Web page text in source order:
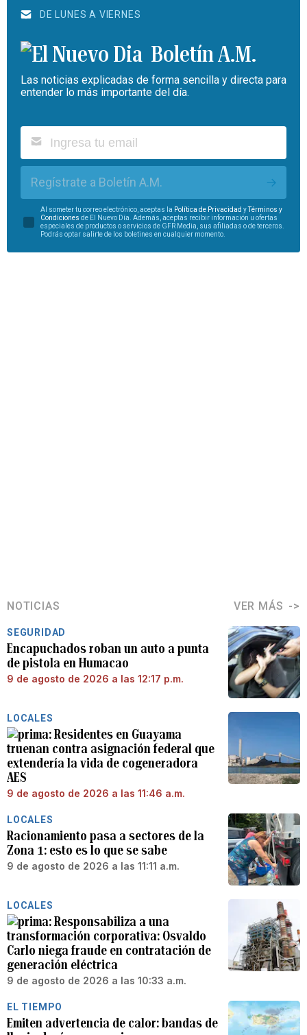
DE LUNES A VIERNES
Boletín A.M.
Las noticias explicadas de forma sencilla y directa para
entender lo más importante del día.
Regístrate a Boletín A.M.
Al someter tu correo electrónico, aceptas la Política de Privacidad yTérminos y
Condiciones de El Nuevo Día. Además, aceptas recibir información u ofertas
especiales de productos o servicios de GFR Media, sus afiliadas o de terceros.
Podrás optar salirte de los boletines en cualquier momento.
NOTICIAS VER MÁS
SEGURIDAD
Encapuchados roban un auto a punta
de pistola en Humacao
9 de agosto de 2026 a las 12:17 p.m.
LOCALES
Residentes en Guayama
truenan contra asignación federal que
extendería la vida de cogeneradora
AES
9 de agosto de 2026 a las 11:46 a.m.
LOCALES
Racionamiento pasa a sectores de la
Zona 1: esto es lo que se sabe
9 de agosto de 2026 a las 11:11 a.m.
LOCALES
Responsabiliza a una
transformación corporativa: Osvaldo
Carlo niega fraude en contratación de
generación eléctrica
9 de agosto de 2026 a las 10:33 a.m.
EL TIEMPO
Emiten advertencia de calor: bandas de